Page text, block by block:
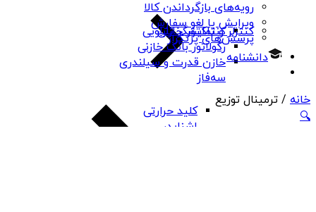
کلید حرارتی
اشنایدر
کنتاکتور خازنی
رگولاتور بانک خازنی
خازن قدرت و سیلندری
سه‌فاز
کنترلر و نمایشگر تابلویی
رویه‌های بازگرداندن کالا
ویرایش یا لغو سفارش
پرسش‌های پرتکرار
دانشنامه
خانه / ترمینال توزیع
🔍